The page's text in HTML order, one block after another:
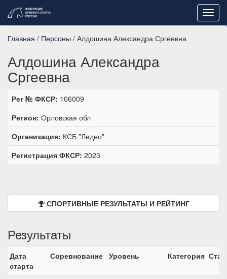
Главная / Персоны / Алдошина Александра Сргеевна
Алдошина Александра
Сргеевна
Рег № ФКСР: 106009
Регион: Орловская обл
Организация: КСБ "Ледно"
Регистрация ФКСР: 2023
СПОРТИВНЫЕ РЕЗУЛЬТАТЫ И РЕЙТИНГ
Результаты
Дата
старта
Соревнование Уровень Категория